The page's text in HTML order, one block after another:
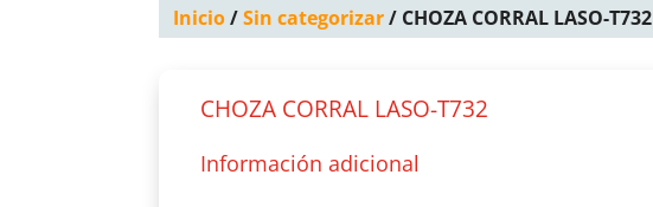
Inicio/Sin categorizar/ CHOZA CORRAL LASO-T732
CHOZA CORRAL LASO-T732
Información adicional